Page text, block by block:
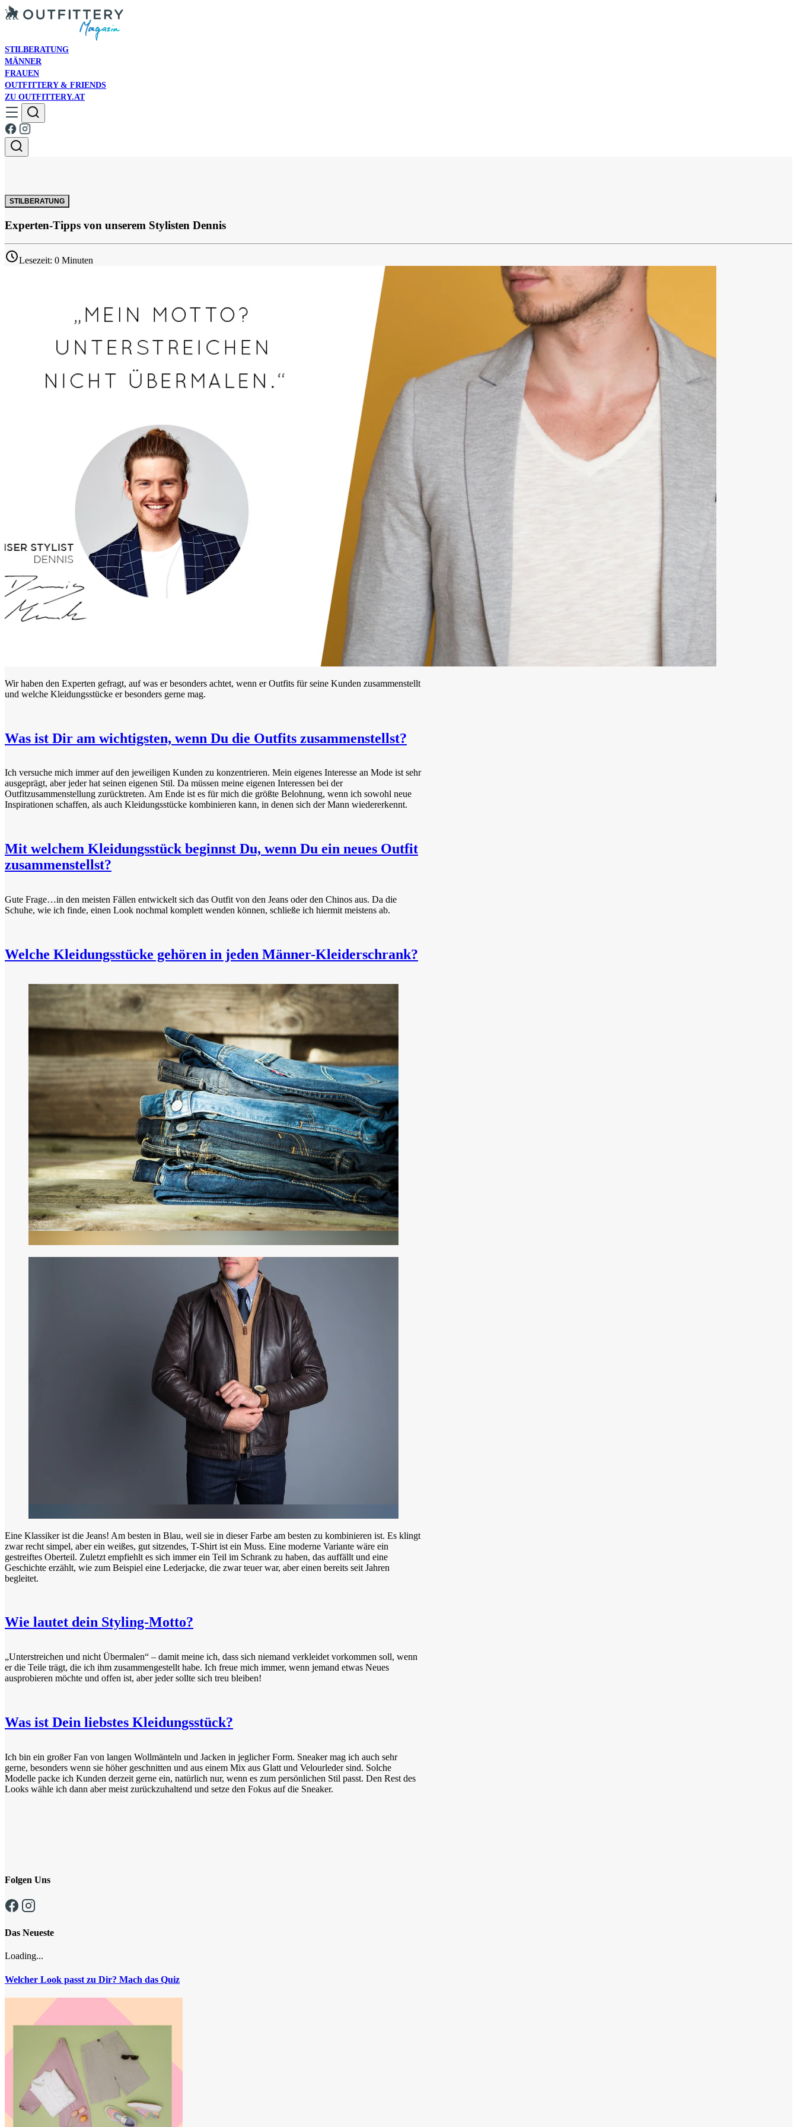
STILBERATUNG
MÄNNER
FRAUEN
OUTFITTERY & FRIENDS
ZU OUTFITTERY.AT
STILBERATUNG
Experten-Tipps von unserem Stylisten Dennis
Lesezeit: 0 Minuten
Wir haben den Experten gefragt, auf was er besonders achtet, wenn er Outfits für seine Kunden zusammenstellt
und welche Kleidungsstücke er besonders gerne mag.
Was ist Dir am wichtigsten, wenn Du die Outfits zusammenstellst?
Ich versuche mich immer auf den jeweiligen Kunden zu konzentrieren. Mein eigenes Interesse an Mode ist sehr
ausgeprägt, aber jeder hat seinen eigenen Stil. Da müssen meine eigenen Interessen bei der
Outfitzusammenstellung zurücktreten. Am Ende ist es für mich die größte Belohnung, wenn ich sowohl neue
Inspirationen schaffen, als auch Kleidungsstücke kombinieren kann, in denen sich der Mann wiedererkennt.
Mit welchem Kleidungsstück beginnst Du, wenn Du ein neues Outfit
zusammenstellst?
Gute Frage…in den meisten Fällen entwickelt sich das Outfit von den Jeans oder den Chinos aus. Da die
Schuhe, wie ich finde, einen Look nochmal komplett wenden können, schließe ich hiermit meistens ab.
Welche Kleidungsstücke gehören in jeden Männer-Kleiderschrank?
Eine Klassiker ist die Jeans! Am besten in Blau, weil sie in dieser Farbe am besten zu kombinieren ist. Es klingt
zwar recht simpel, aber ein weißes, gut sitzendes, T-Shirt ist ein Muss. Eine moderne Variante wäre ein
gestreiftes Oberteil. Zuletzt empfiehlt es sich immer ein Teil im Schrank zu haben, das auffällt und eine
Geschichte erzählt, wie zum Beispiel eine Lederjacke, die zwar teuer war, aber einen bereits seit Jahren
begleitet.
Wie lautet dein Styling-Motto?
„Unterstreichen und nicht Übermalen“ – damit meine ich, dass sich niemand verkleidet vorkommen soll, wenn
er die Teile trägt, die ich ihm zusammengestellt habe. Ich freue mich immer, wenn jemand etwas Neues
ausprobieren möchte und offen ist, aber jeder sollte sich treu bleiben!
Was ist Dein liebstes Kleidungsstück?
Ich bin ein großer Fan von langen Wollmänteln und Jacken in jeglicher Form. Sneaker mag ich auch sehr
gerne, besonders wenn sie höher geschnitten und aus einem Mix aus Glatt und Velourleder sind. Solche
Modelle packe ich Kunden derzeit gerne ein, natürlich nur, wenn es zum persönlichen Stil passt. Den Rest des
Looks wähle ich dann aber meist zurückzuhaltend und setze den Fokus auf die Sneaker.
Folgen Uns
Das Neueste
Loading...
Welcher Look passt zu Dir? Mach das Quiz